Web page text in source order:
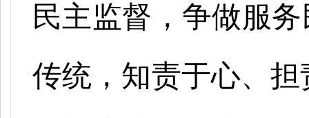
民主监督，争做服
传统，知责于心、